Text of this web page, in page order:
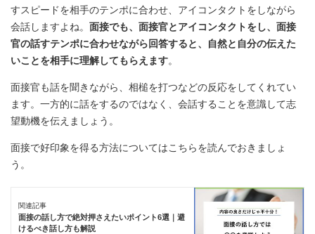
すスピードを相手のテンポに合わせ、アイコンタクトをしながら
会話しますよね。 面接でも、面接官とアイコンタクトをし、面接
官の話すテンポに合わせながら回答すると、自然と自分の伝えた
いことを相手に理解してもらえます。
面接官も話を聞きながら、相槌を打つなどの反応をしてくれてい
ます。一方的に話をするのではなく、会話することを意識して志
望動機を伝えましょう。
面接で好印象を得る方法についてはこちらを読んでおきましょ
う。
関連記事
面接の話し方で絶対押さえたいポイント6選｜避
けるべき話し方も解説